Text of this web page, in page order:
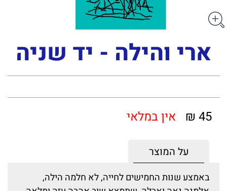
ארי והילה - יד שניה
45 ₪ אין במלאי
על המוצר
באמצע שנות החמישים לחייה, לא חלמה הילה,